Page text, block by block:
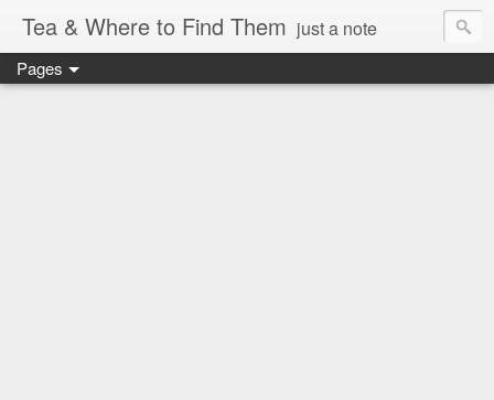
Tea & Where to Find Them just a note
Pages